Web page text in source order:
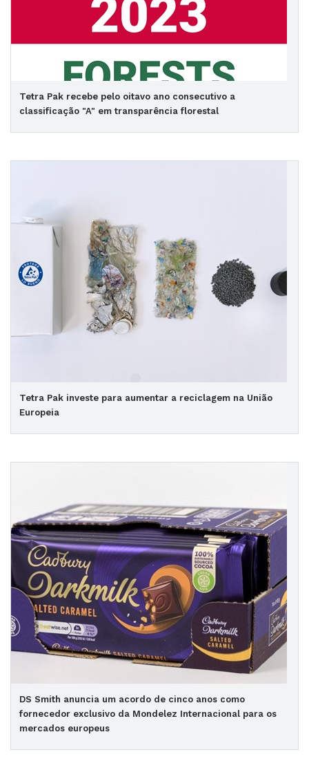
Tetra Pak recebe pelo oitavo ano consecutivo a
classificação "A" em transparência florestal
Tetra Pak investe para aumentar a reciclagem na União
Europeia
DS Smith anuncia um acordo de cinco anos como
fornecedor exclusivo da Mondelez Internacional para os
mercados europeus